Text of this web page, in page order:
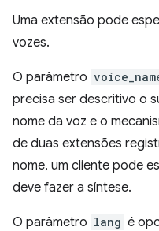
Uma extensão pode
vozes.
O parâmetro
precisa ser descritivo o
nome da voz e o
de duas extensões
nome, um cliente pode
deve fazer a síntese.
O parâmetro lang é